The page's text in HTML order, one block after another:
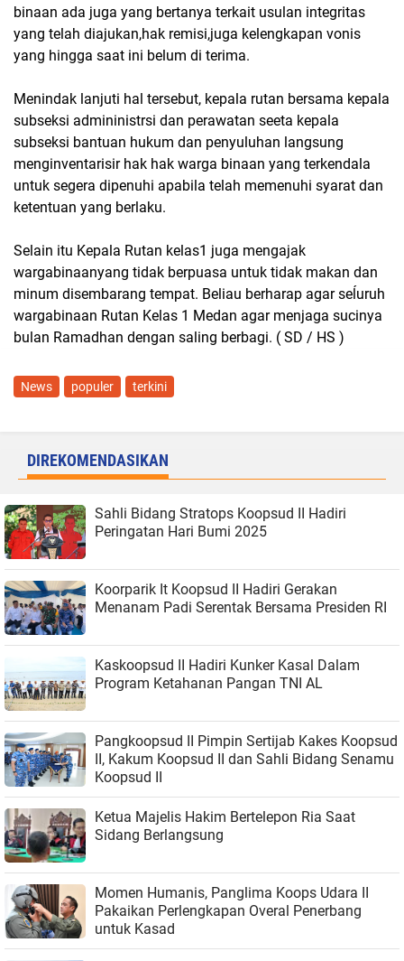
binaan ada juga yang bertanya terkait usulan integritas
yang telah diajukan,hak remisi,juga kelengkapan vonis
yang hingga saat ini belum di terima.
Menindak lanjuti hal tersebut, kepala rutan bersama kepala
subseksi admininistrsi dan perawatan seeta kepala
subseksi bantuan hukum dan penyuluhan langsung
menginventarisir hak hak warga binaan yang terkendala
untuk segera dipenuhi apabila telah memenuhi syarat dan
ketentuan yang berlaku.
Selain itu Kepala Rutan kelas1 juga mengajak
wargabinaanyang tidak berpuasa untuk tidak makan dan
minum disembarang tempat. Beliau berharap agar seĺuruh
wargabinaan Rutan Kelas 1 Medan agar menjaga sucinya
bulan Ramadhan dengan saling berbagi. ( SD / HS )
News populer terkini
DIREKOMENDASIKAN
Sahli Bidang Stratops Koopsud II Hadiri
Peringatan Hari Bumi 2025
Koorparik It Koopsud II Hadiri Gerakan
Menanam Padi Serentak Bersama Presiden RI
Kaskoopsud II Hadiri Kunker Kasal Dalam
Program Ketahanan Pangan TNI AL
Pangkoopsud II Pimpin Sertijab Kakes Koopsud
II, Kakum Koopsud II dan Sahli Bidang Senamu
Koopsud II
Ketua Majelis Hakim Bertelepon Ria Saat
Sidang Berlangsung
Momen Humanis, Panglima Koops Udara II
Pakaikan Perlengkapan Overal Penerbang
untuk Kasad